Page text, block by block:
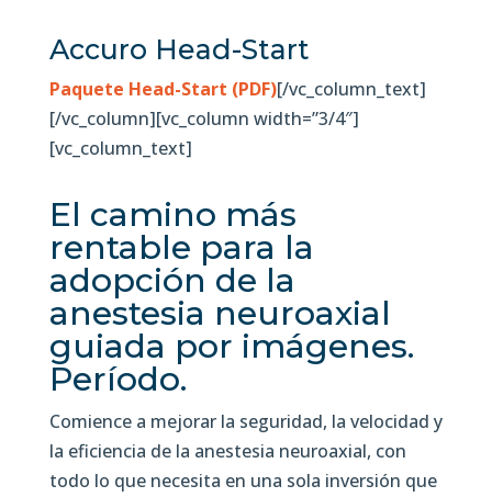
Accuro Head-Start
Paquete Head-Start (PDF)[/vc_column_text]
[/vc_column][vc_column width=”3/4″]
[vc_column_text]
El camino más
rentable para la
adopción de la
anestesia neuroaxial
guiada por imágenes.
Período.
Comience a mejorar la seguridad, la velocidad y
la eficiencia de la anestesia neuroaxial, con
todo lo que necesita en una sola inversión que